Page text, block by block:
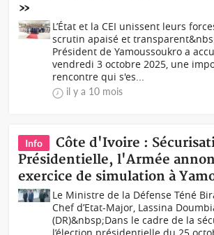
»
L’État et la CEI unissent leurs
scrutin apaisé et
Président de Yamoussoukro a
vendredi 3 octobre 2025, une
rencontre qui s'es...
il y a 10 mois
Info
Côte d'Ivoire :
Présidentielle, l'Armée
exercice de simulation à
Le Ministre de la Défense Téné
Chef d’Etat-Major, Lassina
(DR)&nbsp;Dans le cadre de la